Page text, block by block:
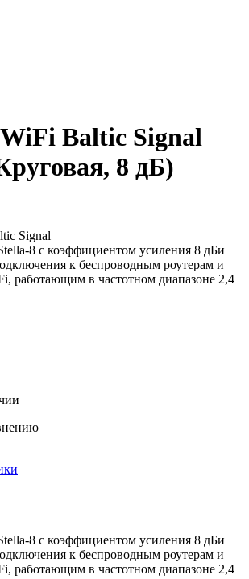
Baltic Signal
8 дБ)
Signal
8 с коэффициентом усиления 8 дБи
к беспроводным роутерам и
работающим в частотном диапазоне 2,4
8 с коэффициентом усиления 8 дБи
к беспроводным роутерам и
работающим в частотном диапазоне 2,4